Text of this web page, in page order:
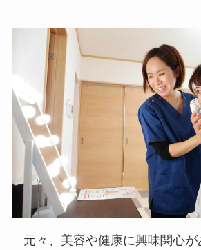
元々、美容や健康に興味関心が